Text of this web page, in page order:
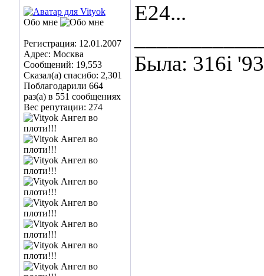
Обо мне
Регистрация: 12.01.2007
Адрес: Москва
Сообщений: 19,553
Сказал(а) спасибо: 2,301
Поблагодарили 664
раз(а) в 551 сообщениях
Вес репутации: 274
E24...
Была: 316i